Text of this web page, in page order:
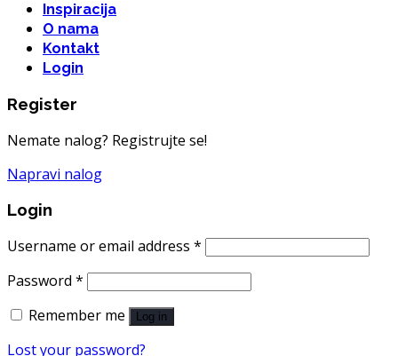
Inspiracija
O nama
Kontakt
Login
Register
Nemate nalog? Registrujte se!
Napravi nalog
Login
Username or email address *
Password *
Remember me
Log in
Lost your password?